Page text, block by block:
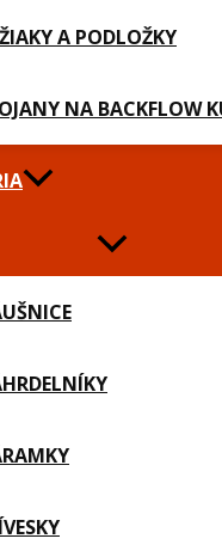
A PODLOŽKY
NA BACKFLOW